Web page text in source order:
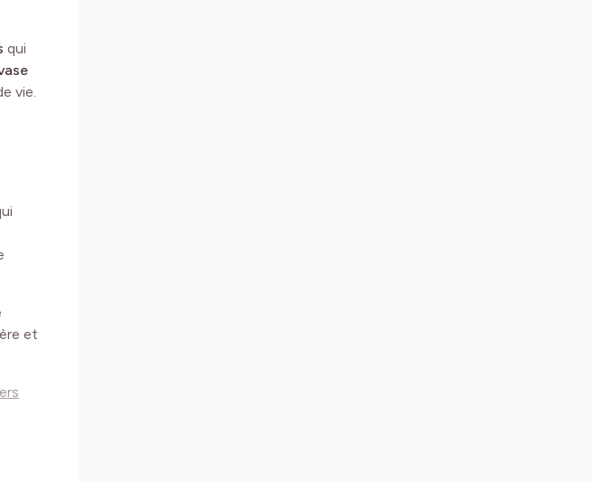
qui
vie.
et